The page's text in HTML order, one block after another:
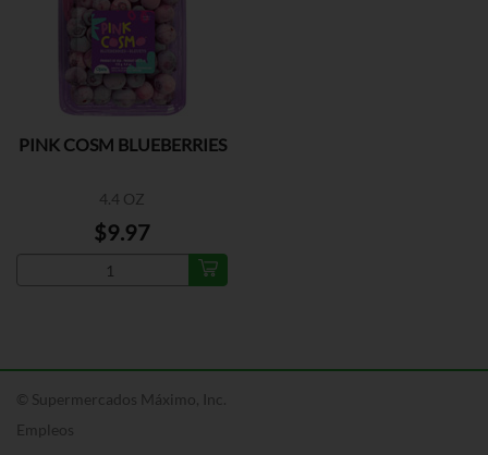
PINK COSM BLUEBERRIES
4.4 OZ
$9.97
© Supermercados Máximo, Inc.
Empleos